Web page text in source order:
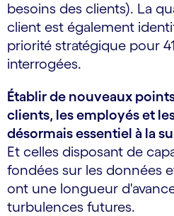
besoins des clients). La
client est également
priorité stratégique pour
interrogées.
Établir de nouveaux
clients, les employés et
désormais essentiel à la
Et celles disposant de
fondées sur les données
ont une longueur
turbulences futures.